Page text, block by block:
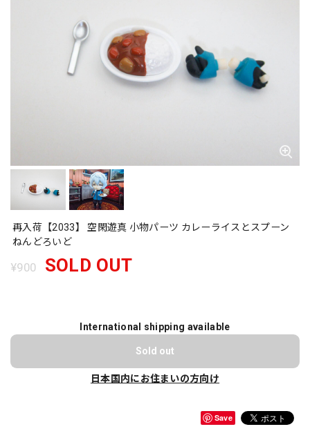
再入荷【2033】 空閑遊真 小物パーツ カレーライスとスプーン
ねんどろいど
¥900 SOLD OUT
International shipping available
Sold out
日本国内にお住まいの方向け
Save